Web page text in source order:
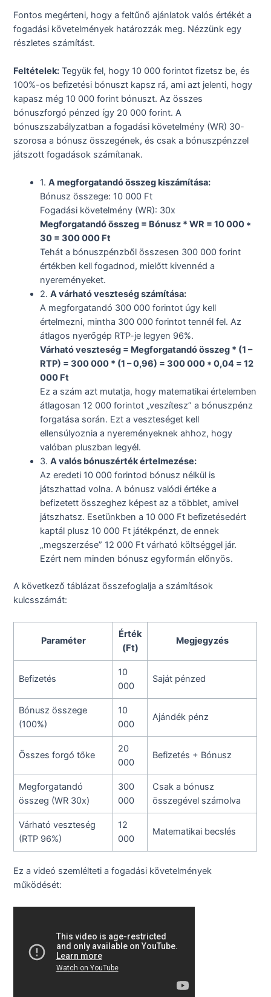
Fontos megérteni, hogy a feltűnő ajánlatok valós értékét a
fogadási követelmények határozzák meg. Nézzünk egy
részletes számítást.
Feltételek: Tegyük fel, hogy 10 000 forintot fizetsz be, és
100%-os befizetési bónuszt kapsz rá, ami azt jelenti, hogy
kapasz még 10 000 forint bónuszt. Az összes
bónuszforgó pénzed így 20 000 forint. A
bónuszszabályzatban a fogadási követelmény (WR) 30-
szorosa a bónusz összegének, és csak a bónuszpénzzel
játszott fogadások számítanak.
1.A megforgatandó összeg kiszámítása:
Bónusz összege: 10 000 Ft
Fogadási követelmény (WR): 30x
Megforgatandó összeg = Bónusz * WR = 10 000 *
30 = 300 000 Ft
Tehát a bónuszpénzből összesen 300 000 forint
értékben kell fogadnod, mielőtt kivennéd a
nyereményeket.
2.A várható veszteség számítása:
A megforgatandó 300 000 forintot úgy kell
értelmezni, mintha 300 000 forintot tennél fel. Az
átlagos nyerőgép RTP-je legyen 96%.
Várható veszteség = Megforgatandó összeg * (1 –
RTP) = 300 000 * (1 – 0,96) = 300 000 * 0,04 = 12
000 Ft
Ez a szám azt mutatja, hogy matematikai értelemben
átlagosan 12 000 forintot „veszítesz” a bónuszpénz
forgatása során. Ezt a veszteséget kell
ellensúlyoznia a nyereményeknek ahhoz, hogy
valóban pluszban legyél.
3.A valós bónuszérték értelmezése:
Az eredeti 10 000 forintod bónusz nélkül is
játszhattad volna. A bónusz valódi értéke a
befizetett összeghez képest az a többlet, amivel
játszhatsz. Esetünkben a 10 000 Ft befizetésedért
kaptál plusz 10 000 Ft játékpénzt, de ennek
„megszerzése” 12 000 Ft várható költséggel jár.
Ezért nem minden bónusz egyformán előnyös.
A következő táblázat összefoglalja a számítások
kulcsszámát:
Paraméter
Érték
(Ft)
Megjegyzés
Befizetés
10
000
Saját pénzed
Bónusz összege
(100%)
10
000
Ajándék pénz
Összes forgó tőke
20
000
Befizetés + Bónusz
Megforgatandó
összeg (WR 30x)
300
000
Csak a bónusz
összegével számolva
Várható veszteség
(RTP 96%)
12
000
Matematikai becslés
Ez a videó szemlélteti a fogadási követelmények
működését: